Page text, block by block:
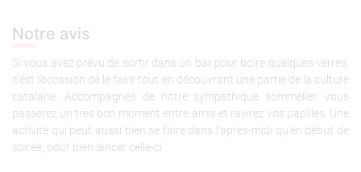
Notre avis
Si vous avez prévu de sortir dans un bar pour boire quelques verres,
c’est l’occasion de le faire tout en découvrant une partie de la culture
catalane. Accompagnés de notre sympathique sommelier, vous
passerez un très bon moment entre amis et ravirez vos papilles. Une
activité qui peut aussi bien se faire dans l’après-midi qu’en début de
soirée, pour bien lancer celle-ci.